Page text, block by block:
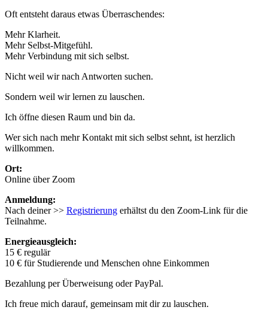
Oft entsteht daraus etwas Überraschendes:
Mehr Klarheit.
Mehr Selbst-Mitgefühl.
Mehr Verbindung mit sich selbst.
Nicht weil wir nach Antworten suchen.
Sondern weil wir lernen zu lauschen.
Ich öffne diesen Raum und bin da.
Wer sich nach mehr Kontakt mit sich selbst sehnt, ist herzlich
willkommen.
Ort:
Online über Zoom
Anmeldung:
Nach deiner >> Registrierung erhältst du den Zoom-Link für die
Teilnahme.
Energieausgleich:
15 € regulär
10 € für Studierende und Menschen ohne Einkommen
Bezahlung per Überweisung oder PayPal.
Ich freue mich darauf, gemeinsam mit dir zu lauschen.